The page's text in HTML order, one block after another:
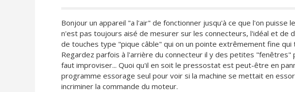
Bonjour un appareil "a l'air" de fonctionner jusqu'à ce que l'on puisse
n'est pas toujours aisé de mesurer sur les connecteurs, l'idéal et de
de touches type "pique câble" qui on un pointe extrêmement fine
Regardez parfois à l'arrière du connecteur il y des petites "fenêtres"
faut improviser... Quoi qu'il en soit le pressostat est peut-être en
programme essorage seul pour voir si la machine se mettait en
incriminer la commande du moteur.